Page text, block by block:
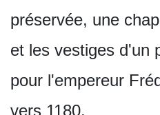
préservée, une
et les vestiges d'un
pour l'empereur
vers 1180.